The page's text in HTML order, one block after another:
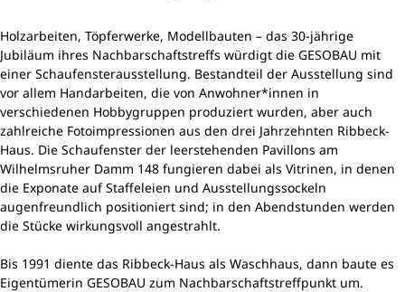
Holzarbeiten, Töpferwerke, Modellbauten – das 30-jährige
Jubiläum ihres Nachbarschaftstreffs würdigt die GESOBAU mit
einer Schaufensterausstellung. Bestandteil der Ausstellung sind
vor allem Handarbeiten, die von Anwohner*innen in
verschiedenen Hobbygruppen produziert wurden, aber auch
zahlreiche Fotoimpressionen aus den drei Jahrzehnten Ribbeck-
Haus. Die Schaufenster der leerstehenden Pavillons am
Wilhelmsruher Damm 148 fungieren dabei als Vitrinen, in denen
die Exponate auf Staffeleien und Ausstellungssockeln
augenfreundlich positioniert sind; in den Abendstunden werden
die Stücke wirkungsvoll angestrahlt.
Bis 1991 diente das Ribbeck-Haus als Waschhaus, dann baute es
Eigentümerin GESOBAU zum Nachbarschaftstreffpunkt um.